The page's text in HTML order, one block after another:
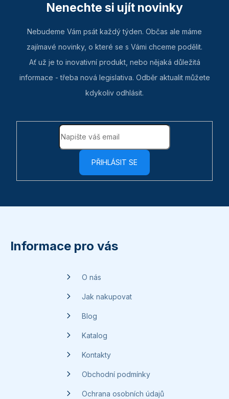
Nenechte si ujít novinky
Nebudeme Vám psát každý týden. Občas ale máme
zajímavé novinky, o které se s Vámi chceme podělit.
Ať už je to inovativní produkt, nebo nějaká důležitá
informace - třeba nová legislativa. Odběr aktualit můžete
kdykoliv odhlásit.
PŘIHLÁSIT SE
Informace pro vás
O nás
Jak nakupovat
Blog
Katalog
Kontakty
Obchodní podmínky
Ochrana osobních údajů